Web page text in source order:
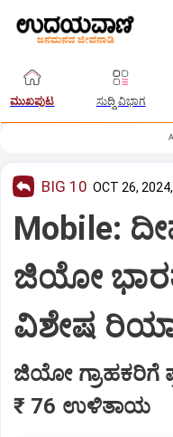
ಮುಖಪುಟ ಸುದ್ದಿ ವಿಭಾಗ
BIG 10 OCT 26,
Mobile:
ಜಿಯೋ
ವಿಶೇಷ
ಜಿಯೋ ಗ್ರಾಹಕರಿಗೆ
₹ 76 ಉಳಿತಾಯ